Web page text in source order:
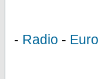
- Radio -